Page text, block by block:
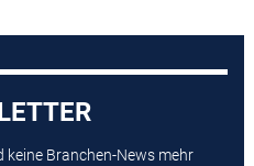
Branchen-News mehr